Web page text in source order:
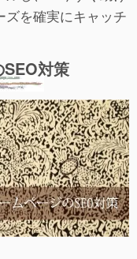
を確実にキャッチ
対策